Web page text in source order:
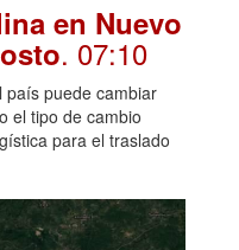
en Nuevo
. 07:10
país puede cambiar
el tipo de cambio
para el traslado